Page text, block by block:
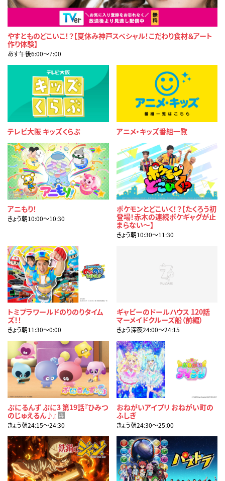
やすとものどこいこ！？【夏休み神戸スペシャル！こだわり食材＆アート
作り体験】
あす午後6:00〜7:00
テレビ大阪 キッズくらぶ アニメ・キッズ番組一覧
アニもり！
きょう朝10:00〜10:30
ポケモンとどこいく！？【たくろう初
登場！赤木の連続ポケギャグが止
まらない～】
きょう朝10:30〜11:30
トミプラワールドのりのりタイム
ズ！！
きょう朝11:30〜0:00
ギャビーのドールハウス 120話
マーメイドクルーズ船（前編）
きょう深夜24:00〜24:15
ぷにるんず ぷに3 第19話『ひみつ
のじゅえるん♪』 再
きょう朝24:15〜24:30
おねがいアイプリ おねがい町の
ふしぎ
きょう朝24:30〜25:00